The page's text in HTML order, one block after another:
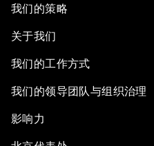
我们的策略
关于我们
我们的工作方式
我们的领导团队与组织治理
影响力